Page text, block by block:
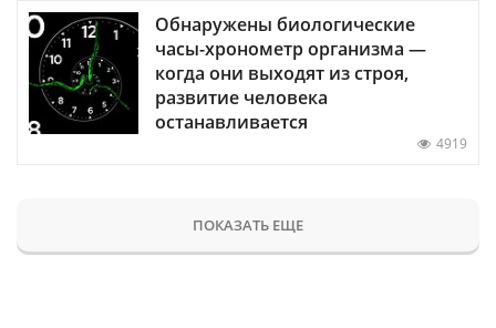
Обнаружены биологические
часы-хронометр организма —
когда они выходят из строя,
развитие человека
останавливается
4919
ПОКАЗАТЬ ЕЩЕ